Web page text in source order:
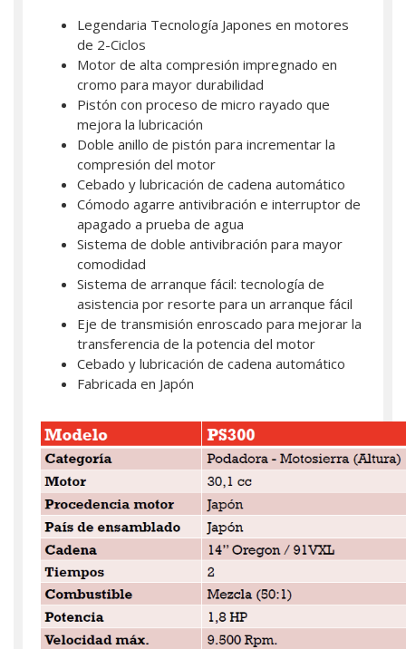
Legendaria Tecnología Japones en motores
de 2-Ciclos
Motor de alta compresión impregnado en
cromo para mayor durabilidad
Pistón con proceso de micro rayado que
mejora la lubricación
Doble anillo de pistón para incrementar la
compresión del motor
Cebado y lubricación de cadena automático
Cómodo agarre antivibración e interruptor de
apagado a prueba de agua
Sistema de doble antivibración para mayor
comodidad
Sistema de arranque fácil: tecnología de
asistencia por resorte para un arranque fácil
Eje de transmisión enroscado para mejorar la
transferencia de la potencia del motor
Cebado y lubricación de cadena automático
Fabricada en Japón